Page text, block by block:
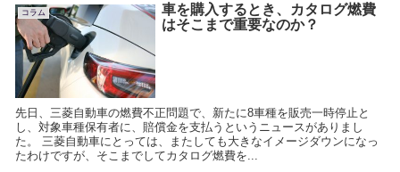
コラム
車を購入するとき、カタログ燃費
はそこまで重要なのか？
先日、三菱自動車の燃費不正問題で、新たに8車種を販売一時停止と
し、対象車種保有者に、賠償金を支払うというニュースがありまし
た。 三菱自動車にとっては、またしても大きなイメージダウンになっ
たわけですが、そこまでしてカタログ燃費を...